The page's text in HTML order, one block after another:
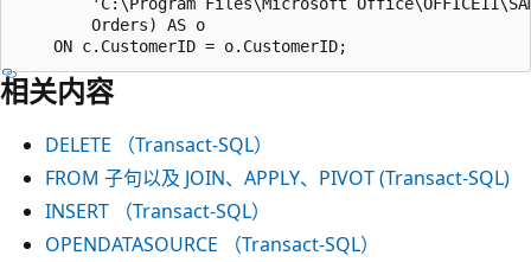
        Orders) AS o
相关内容
DELETE （Transact-SQL）
FROM 子句以及 JOIN、APPLY、PIVOT (Transact-SQL)
INSERT （Transact-SQL）
OPENDATASOURCE （Transact-SQL）